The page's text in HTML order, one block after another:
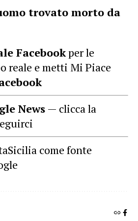
trovato morto da
Facebookper le
reale e metti Mi Piace
News — clicca la
come fonte